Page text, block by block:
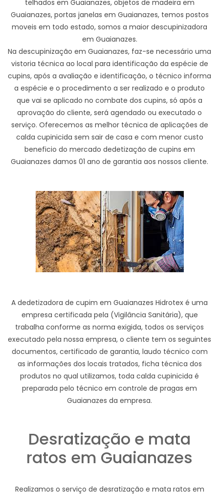
telhados em Guaianazes, objetos de madeira em
Guaianazes, portas janelas em Guaianazes, temos postos
moveis em todo estado, somos a maior descupinizadora
em Guaianazes.
Na descupinização em Guaianazes, faz-se necessário uma
vistoria técnica ao local para identificação da espécie de
cupins, após a avaliação e identificação, o técnico informa
a espécie e o procedimento a ser realizado e o produto
que vai se aplicado no combate dos cupins, só após a
aprovação do cliente, será agendado ou executado o
serviço. Oferecemos as melhor técnica de aplicações de
calda cupinicida sem sair de casa e com menor custo
beneficio do mercado dedetização de cupins em
Guaianazes damos 01 ano de garantia aos nossos cliente.
A dedetizadora de cupim em Guaianazes Hidrotex é uma
empresa certificada pela (Vigilância Sanitária), que
trabalha conforme as norma exigida, todos os serviços
executado pela nossa empresa, o cliente tem os seguintes
documentos, certificado de garantia, laudo técnico com
as informações dos locais tratados, ficha técnica dos
produtos no qual utilizamos, toda calda cupinicida é
preparada pelo técnico em controle de pragas em
Guaianazes da empresa.
Desratização e mata
ratos em Guaianazes
Realizamos o serviço de desratização e mata ratos em